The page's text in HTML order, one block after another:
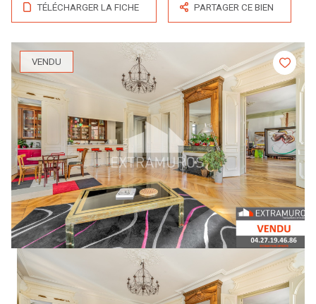
TÉLÉCHARGER LA FICHE PARTAGER CE BIEN
VENDU